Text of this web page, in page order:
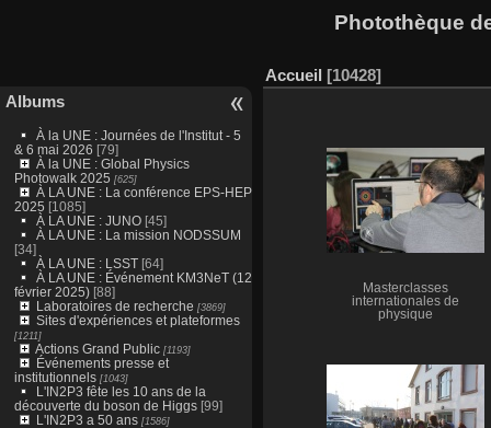
Photothèque
Albums
À la UNE : Journées de l'Institut - 5
& 6 mai 2026 [79]
À la UNE : Global Physics
Photowalk 2025 [625]
À LA UNE : La conférence EPS-HEP
2025 [1085]
À LA UNE : JUNO [45]
À LA UNE : La mission NODSSUM
[34]
À LA UNE : LSST[64]
À LA UNE : Événement KM3NeT (12
février 2025)[88]
Laboratoires de recherche [3869]
Sites d'expériences et plateformes
[1211]
Actions Grand Public[1193]
Événements presse et
institutionnels[1043]
L'IN2P3 fête les 10 ans de la
découverte du boson de Higgs[99]
L'IN2P3 a 50 ans[1586]
Accueil 10428
Masterclasses
internationales de
physique